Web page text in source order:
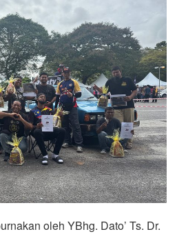
oleh YBhg. Dato’ Ts. Dr.